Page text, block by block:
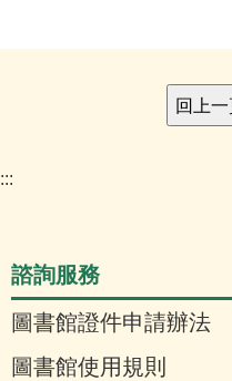
:::
諮詢服務
圖書館證件申請辦法
圖書館使用規則